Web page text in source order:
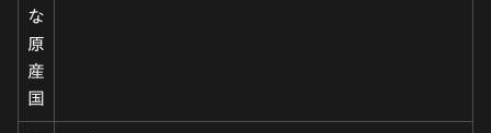
な
原
産
国